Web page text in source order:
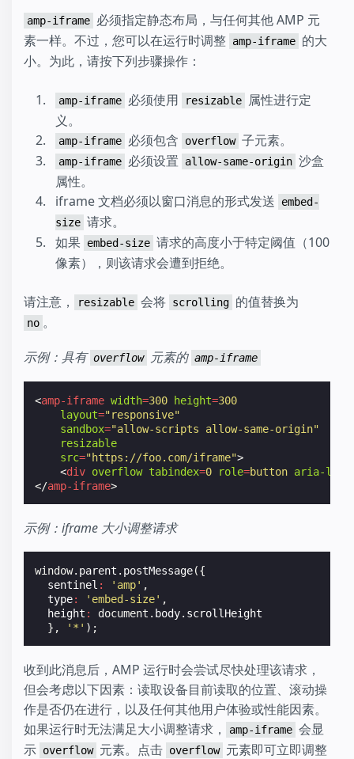
amp-iframe 必须指定静态布局，与任何其他 AMP 元
素一样。不过，您可以在运行时调整 amp-iframe 的大
小。为此，请按下列步骤操作：
amp-iframe 必须使用 resizable
属性进行定
义。
amp-iframe 必须包含 overflow 子元素。
amp-iframe 必须设置 allow-same-origin 沙盒
属性。
iframe 文档必须以窗口消息的形式发送
embed-
size 请求。
如果 embed-size 请求的高度小于特定阈值（100
像素），则该请求会遭到拒绝。
请注意， resizable 会将 scrolling 的值替换为
no 。
示例：具有 overflow 元素的 amp-iframe
<amp-iframe width=300 height=300
layout="responsive"
sandbox="allow-scripts allow-same-origin"
resizable
src="https://foo.com/iframe">
<div overflow tabindex=0 role=button aria-
</amp-iframe>
示例：iframe 大小调整请求
window. parent . postMessage({
sentinel : 'amp' ,
type: 'embed-size' ,
height : document . body. scrollHeight
},
'*' );
收到此消息后，AMP 运行时会尝试尽快处理该请求，
但会考虑以下因素：读取设备目前读取的位置、滚动操
作是否仍在进行，以及任何其他用户体验或性能因素。
如果运行时无法满足大小调整请求，
amp-iframe 会显
示 overflow 元素。点击 overflow 元素即可立即调整